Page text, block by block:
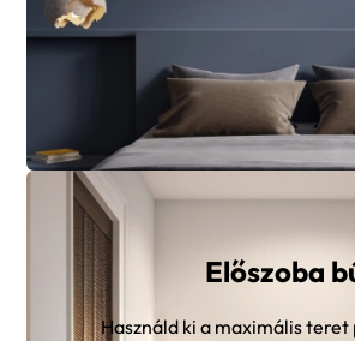
Előszoba
Használd ki a maximális teret